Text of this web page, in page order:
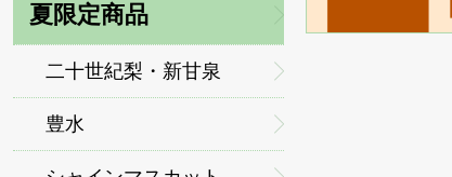
夏限定商品
二十世紀梨・新甘泉
豊水